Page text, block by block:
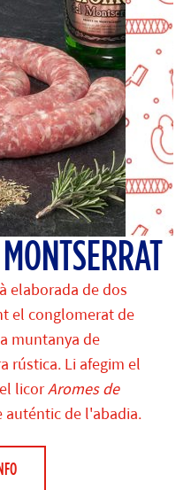
elaborada de dos
el conglomerat de
muntanya de
rústica. Li afegim el
licorAromes de
auténtic de l'abadia.